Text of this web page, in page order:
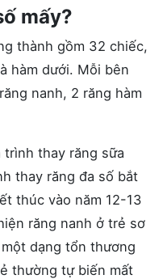
mấy?
thành gồm 32 chiếc,
hàm dưới. Mỗi bên
nanh, 2 răng hàm
trình thay răng sữa
thay răng đa số bắt
thúc vào năm 12-13
răng nanh ở trẻ sơ
dạng tổn thương
thường tự biến mất